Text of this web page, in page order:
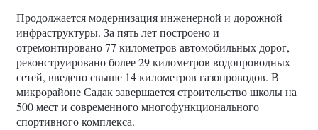
Продолжается модернизация инженерной и дорожной
инфраструктуры. За пять лет построено и
отремонтировано 77 километров автомобильных дорог,
реконструировано более 29 километров водопроводных
сетей, введено свыше 14 километров газопроводов. В
микрорайоне Садак завершается строительство школы на
500 мест и современного многофункционального
спортивного комплекса.